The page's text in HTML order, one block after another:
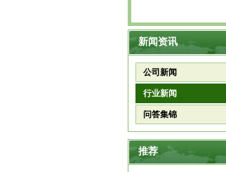
新闻资讯
公司新闻
行业新闻
问答集锦
推荐